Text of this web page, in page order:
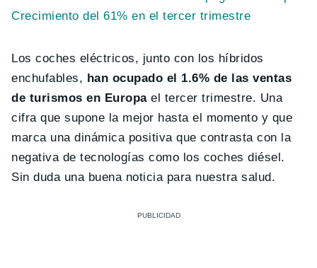
Crecimiento del 61% en el tercer trimestre
Los coches eléctricos, junto con los híbridos
enchufables, han ocupado el 1.6% de las ventas
de turismos en Europael tercer trimestre. Una
cifra que supone la mejor hasta el momento y que
marca una dinámica positiva que contrasta con la
negativa de tecnologías como los coches diésel.
Sin duda una buena noticia para nuestra salud.